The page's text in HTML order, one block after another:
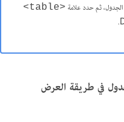
الجدول، ثم حدد علامة <table>
في طريقة العرض